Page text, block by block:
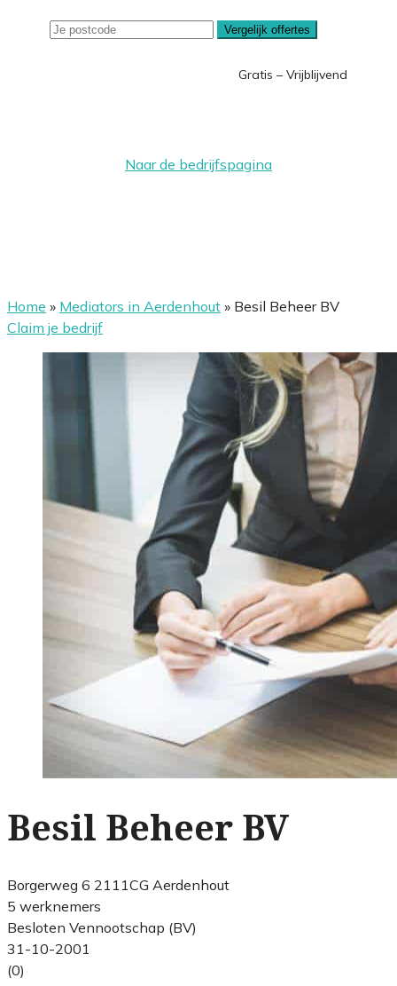
Vergelijk offertes
Gratis – Vrijblijvend
Naar de bedrijfspagina
Home » Mediators in Aerdenhout » Besil Beheer BV
Claim je bedrijf
Besil Beheer BV
Borgerweg 6 2111CG Aerdenhout
5 werknemers
Besloten Vennootschap (BV)
31-10-2001
(0)